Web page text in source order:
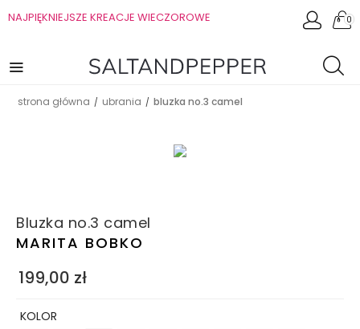
NAJPIĘKNIEJSZE KREACJE WIECZOROWE 0
strona główna / ubrania / bluzka no.3 camel
Bluzka no.3 camel
MARITA BOBKO
199,00 zł
KOLOR